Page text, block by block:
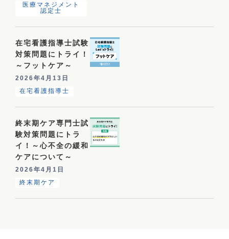
医療マネジメント
認定士
在宅看護指導士試験
対策問題にトライ！
～フットケア～
2026年4月13日
在宅看護指導士
終末期ケア専門士試
験対策問題にトラ
イ！～心不全の緩和
ケアについて～
2026年4月1日
終末期ケア